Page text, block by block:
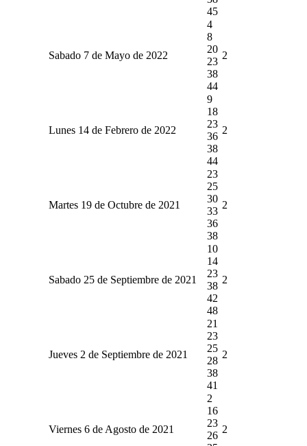
45
Sabado 7 de Mayo de 2022
4
8
20
23
38
44
2
Lunes 14 de Febrero de 2022
9
18
23
36
38
44
2
Martes 19 de Octubre de 2021
23
25
30
33
36
38
2
Sabado 25 de Septiembre de 2021
10
14
23
38
42
48
2
Jueves 2 de Septiembre de 2021
21
23
25
28
38
41
2
Viernes 6 de Agosto de 2021
2
16
23
26
2